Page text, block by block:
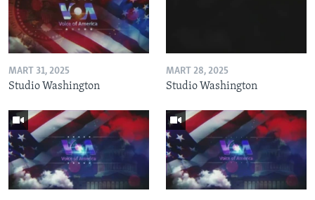
MART 31, 2025
Studio Washington
MART 28, 2025
Studio Washington